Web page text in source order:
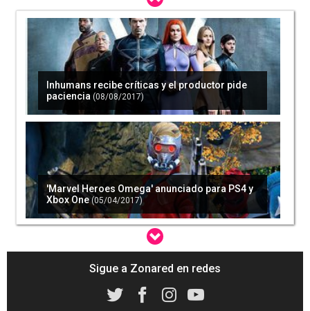
Inhumans recibe críticas y el productor pide
paciencia (08/08/2017)
'Marvel Heroes Omega' anunciado para PS4 y
Xbox One (05/04/2017)
'Marvel Heroes Omega' aterrizará en consolas
a finales de junio
(11/06/2017)
Sigue a Zonared en redes